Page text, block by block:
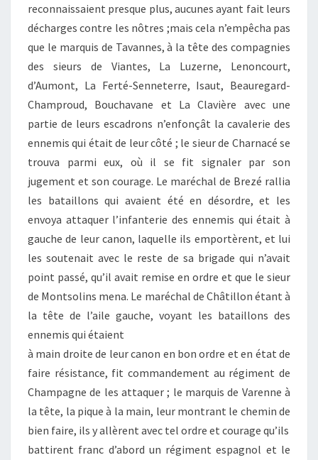
reconnaissaient presque plus, aucunes ayant fait leurs
décharges contre les nôtres ;mais cela n’empêcha pas
que le marquis de Tavannes, à la tête des compagnies
des sieurs de Viantes, La Luzerne, Lenoncourt,
d’Aumont, La Ferté-Senneterre, Isaut, Beauregard-
Champroud, Bouchavane et La Clavière avec une
partie de leurs escadrons n’enfonçât la cavalerie des
ennemis qui était de leur côté ; le sieur de Charnacé se
trouva parmi eux, où il se fit signaler par son
jugement et son courage. Le maréchal de Brezé rallia
les bataillons qui avaient été en désordre, et les
envoya attaquer l’infanterie des ennemis qui était à
gauche de leur canon, laquelle ils emportèrent, et lui
les soutenait avec le reste de sa brigade qui n’avait
point passé, qu’il avait remise en ordre et que le sieur
de Montsolins mena. Le maréchal de Châtillon étant à
la tête de l’aile gauche, voyant les bataillons des
ennemis qui étaient
à main droite de leur canon en bon ordre et en état de
faire résistance, fit commandement au régiment de
Champagne de les attaquer ; le marquis de Varenne à
la tête, la pique à la main, leur montrant le chemin de
bien faire, ils y allèrent avec tel ordre et courage qu’ils
battirent franc d’abord un régiment espagnol et le